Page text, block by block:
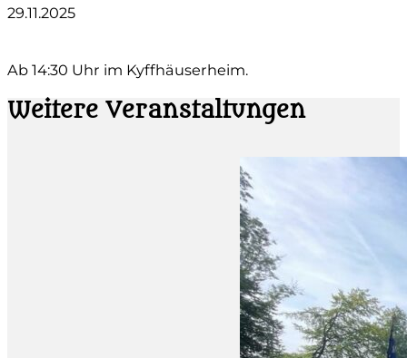
29.11.2025
Ab 14:30 Uhr im Kyffhäuserheim.
Weitere Veranstaltungen